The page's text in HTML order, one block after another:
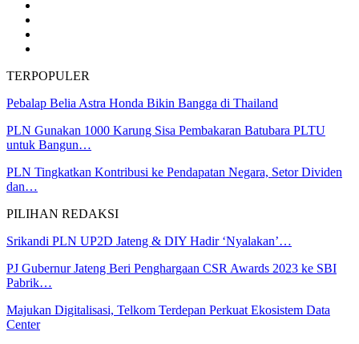
TERPOPULER
Pebalap Belia Astra Honda Bikin Bangga di Thailand
PLN Gunakan 1000 Karung Sisa Pembakaran Batubara PLTU
untuk Bangun…
PLN Tingkatkan Kontribusi ke Pendapatan Negara, Setor Dividen
dan…
PILIHAN REDAKSI
Srikandi PLN UP2D Jateng & DIY Hadir ‘Nyalakan’…
PJ Gubernur Jateng Beri Penghargaan CSR Awards 2023 ke SBI
Pabrik…
Majukan Digitalisasi, Telkom Terdepan Perkuat Ekosistem Data
Center